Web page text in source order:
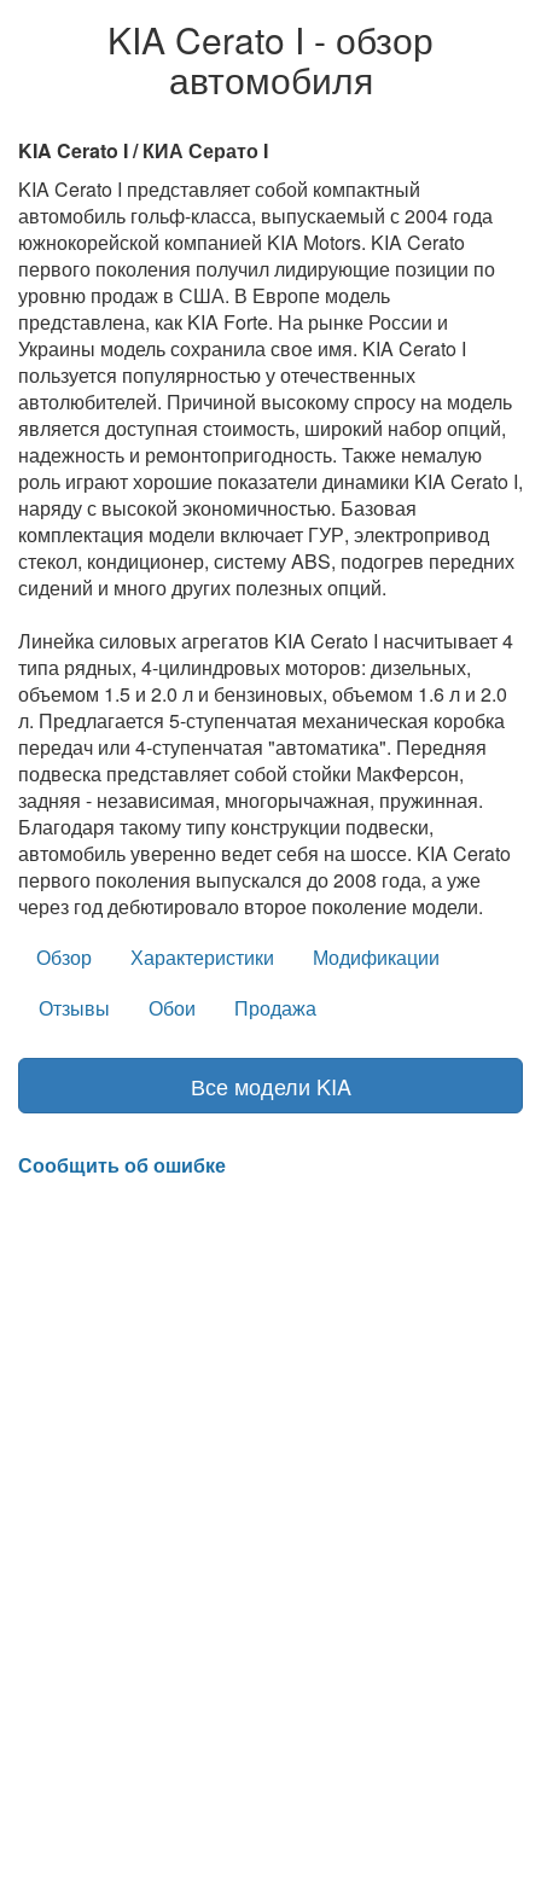
KIA Cerato I - обзор
автомобиля
KIA Cerato I / КИА Серато I
KIA Cerato I представляет собой компактный
автомобиль гольф-класса, выпускаемый с 2004 года
южнокорейской компанией KIA Motors. KIA Cerato
первого поколения получил лидирующие позиции по
уровню продаж в США. В Европе модель
представлена, как KIA Forte. На рынке России и
Украины модель сохранила свое имя. KIA Cerato I
пользуется популярностью у отечественных
автолюбителей. Причиной высокому спросу на модель
является доступная стоимость, широкий набор опций,
надежность и ремонтопригодность. Также немалую
роль играют хорошие показатели динамики KIA Cerato I,
наряду с высокой экономичностью. Базовая
комплектация модели включает ГУР, электропривод
стекол, кондиционер, систему ABS, подогрев передних
сидений и много других полезных опций.
Линейка силовых агрегатов KIA Cerato I насчитывает 4
типа рядных, 4-цилиндровых моторов: дизельных,
объемом 1.5 и 2.0 л и бензиновых, объемом 1.6 л и 2.0
л. Предлагается 5-ступенчатая механическая коробка
передач или 4-ступенчатая "автоматика". Передняя
подвеска представляет собой стойки МакФерсон,
задняя - независимая, многорычажная, пружинная.
Благодаря такому типу конструкции подвески,
автомобиль уверенно ведет себя на шоссе. KIA Cerato
первого поколения выпускался до 2008 года, а уже
через год дебютировало второе поколение модели.
Обзор
Характеристики
Модификации
Отзывы
Обои Продажа
Все модели KIA
Сообщить об ошибке